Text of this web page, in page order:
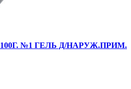
№1 ГЕЛЬ Д/НАРУЖ.ПРИМ.